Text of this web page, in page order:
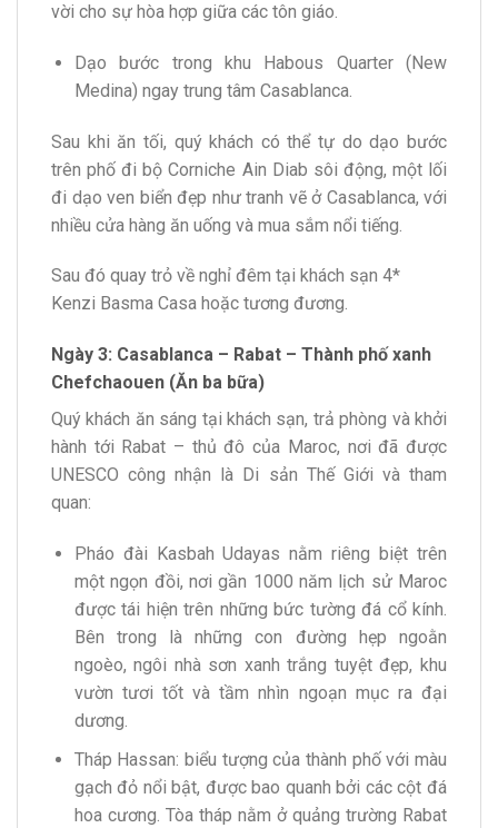
vời cho sự hòa hợp giữa các tôn giáo.
Dạo bước trong khu Habous Quarter (New
Medina) ngay trung tâm Casablanca.
Sau khi ăn tối, quý khách có thể tự do dạo bước
trên phố đi bộ Corniche Ain Diab sôi động, một lối
đi dạo ven biển đẹp như tranh vẽ ở Casablanca, với
nhiều cửa hàng ăn uống và mua sắm nổi tiếng.
Sau đó quay trỏ về nghỉ đêm tại khách sạn 4*
Kenzi Basma Casa hoặc tương đương.
Ngày 3: Casablanca – Rabat – Thành phố xanh
Chefchaouen (Ăn ba bữa)
Quý khách ăn sáng tại khách sạn, trả phòng và khởi
hành tới Rabat – thủ đô của Maroc, nơi đã được
UNESCO công nhận là Di sản Thế Giới và tham
quan:
Pháo đài Kasbah Udayas nằm riêng biệt trên
một ngọn đồi, nơi gần 1000 năm lịch sử Maroc
được tái hiện trên những bức tường đá cổ kính.
Bên trong là những con đường hẹp ngoằn
ngoèo, ngôi nhà sơn xanh trắng tuyệt đẹp, khu
vườn tươi tốt và tầm nhìn ngoạn mục ra đại
dương.
Tháp Hassan: biểu tượng của thành phố với màu
gạch đỏ nổi bật, được bao quanh bởi các cột đá
hoa cương. Tòa tháp nằm ở quảng trường Rabat